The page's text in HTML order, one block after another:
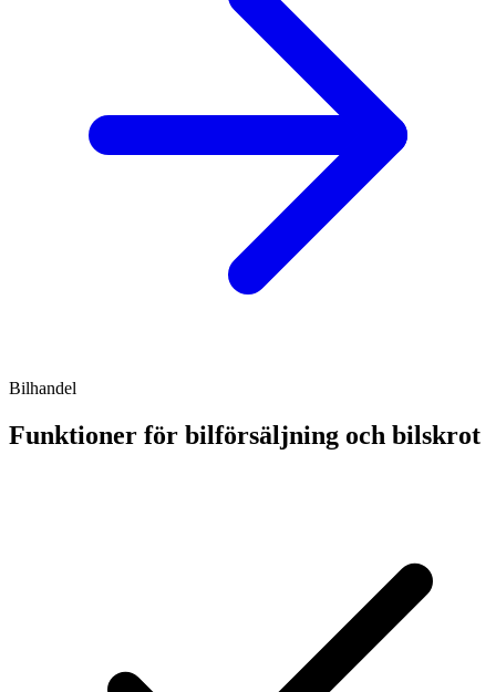
Bilhandel
Funktioner för bilförsäljning och bilskrot